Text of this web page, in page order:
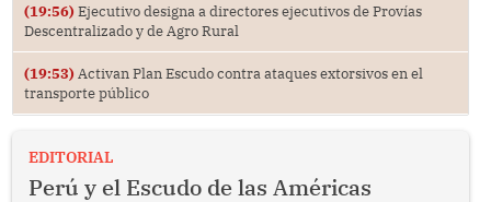
(19:56) Ejecutivo designa a directores ejecutivos de Provías
Descentralizado y de Agro Rural
(19:53) Activan Plan Escudo contra ataques extorsivos en el
transporte público
EDITORIAL
Perú y el Escudo de las Américas